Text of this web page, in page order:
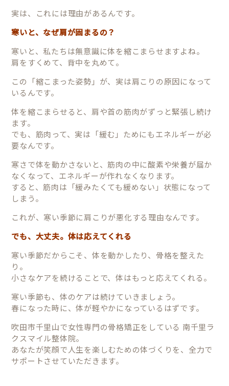
実は、これには理由があるんです。
寒いと、なぜ肩が固まるの？
寒いと、私たちは無意識に体を縮こまらせますよね。
肩をすくめて、背中を丸めて。
この「縮こまった姿勢」が、実は肩こりの原因になって
いるんです。
体を縮こまらせると、肩や首の筋肉がずっと緊張し続け
ます。
でも、筋肉って、実は「緩む」ためにもエネルギーが必
要なんです。
寒さで体を動かさないと、筋肉の中に酸素や栄養が届か
なくなって、エネルギーが作れなくなります。
すると、筋肉は「緩みたくても緩めない」状態になって
しまう。
これが、寒い季節に肩こりが悪化する理由なんです。
でも、大丈夫。体は応えてくれる
寒い季節だからこそ、体を動かしたり、骨格を整えた
り。
小さなケアを続けることで、体はもっと応えてくれる。
寒い季節も、体のケアは続けていきましょう。
春になった時に、体が軽やかになっているはずです。
吹田市千里山で女性専門の骨格矯正をしている 南千里ラ
クスマイル整体院。
あなたが笑顔で人生を楽しむための体づくりを、全力で
サポートさせていただきます。